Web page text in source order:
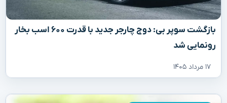
بازگشت سوپر بی: دوج چارجر جدید با قدرت ۶۰۰ اسب بخار
رونمایی شد
۱۷ مرداد ۱۴۰۵